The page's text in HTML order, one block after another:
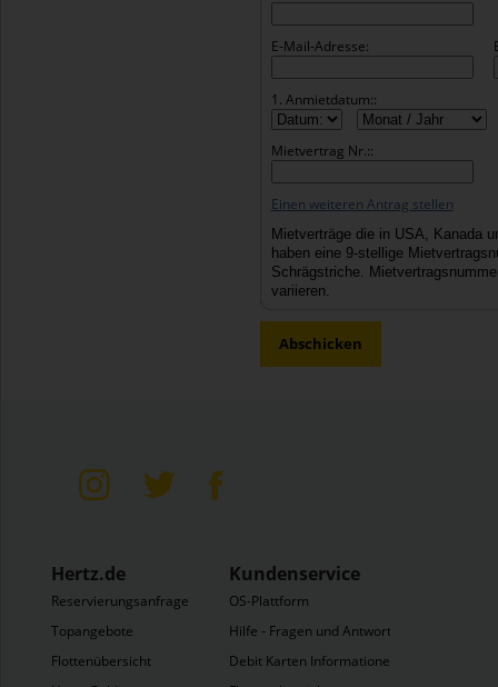
E-Mail-Adresse:
1. Anmietdatum::
Mietvertrag Nr.::
Einen weiteren Antrag stellen
Mietverträge die in USA, Kanada
haben eine 9-stellige
Schrägstriche.
variieren.
Abschicken
Hertz.de
Reservierungsanfrage
Topangebote
Flottenübersicht
Kundenservice
OS-Plattform
Hilfe - Fragen und Antworten
Debit Karten Informationen